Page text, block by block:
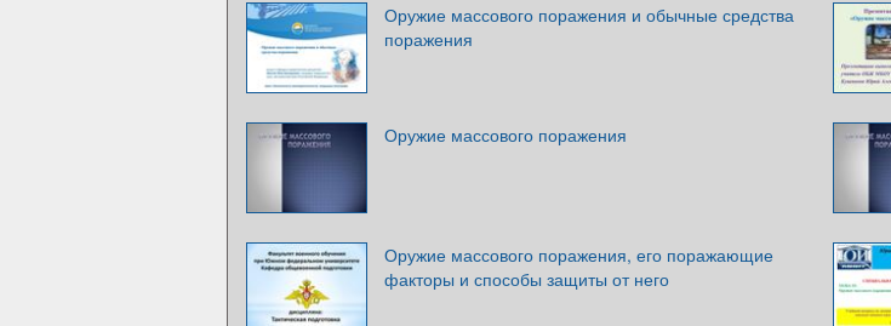
Оружие массового поражения и обычные средства
поражения
Оружие массового поражения
Оружие массового поражения, его поражающие
факторы и способы защиты от него